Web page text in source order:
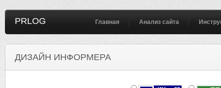
PRLOG Главная Анализ сайта
ДИЗАЙН ИНФОРМЕРА